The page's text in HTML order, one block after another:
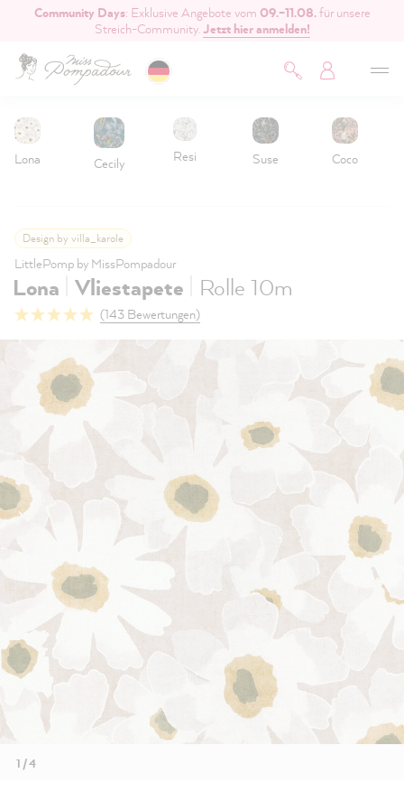
springen
Community Days: Exklusive Angebote vom 09.–11.08.für unsere
Streich-Community.Jetzt hier anmelden!
Lona Cecily Resi Suse Coco
Design by villa_karole
LittlePomp by MissPompadour
Lona Vliestapete Rolle 10m
(143 Bewertungen)
1 / 4